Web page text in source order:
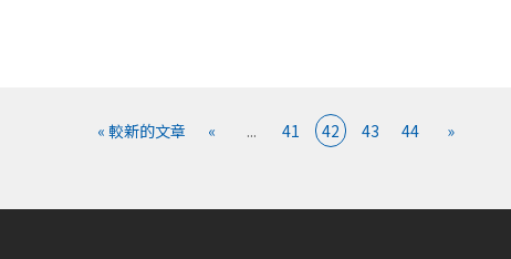
« 較新的文章 « ... 41 42 43 44 »